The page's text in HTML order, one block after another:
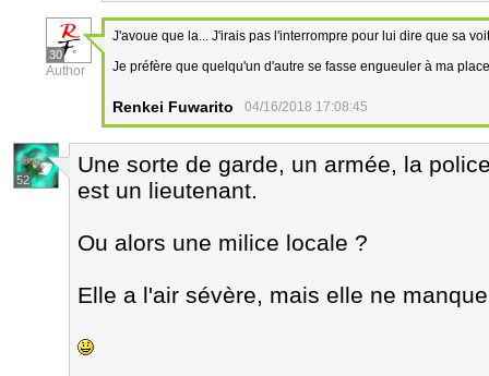
30
Author
J'avoue que la... J'irais pas l'interrompre pour lui dire que sa
Je préfère que quelqu'un d'autre se fasse engueuler à ma
Renkei Fuwarito 04/16/2018 17:08:45
52
Une sorte de garde, un armée, la
est un lieutenant.
Ou alors une milice locale ?
Elle a l'air sévère, mais elle ne